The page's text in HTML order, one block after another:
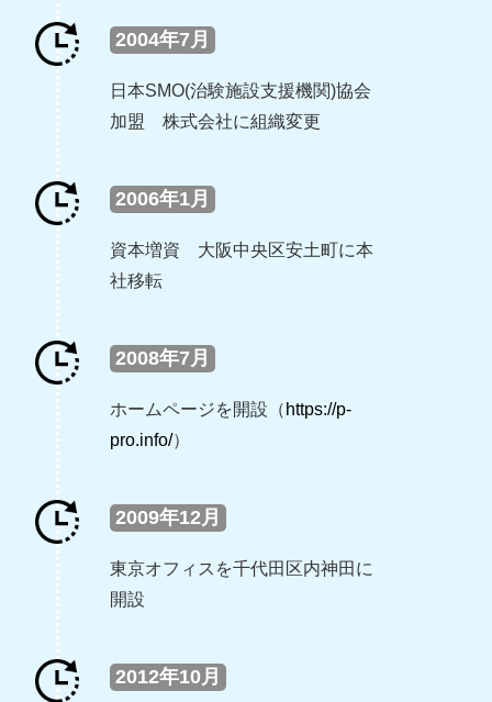
2004年7月
日本SMO(治験施設支援機関)協会
加盟 株式会社に組織変更
2006年1月
資本増資 大阪中央区安土町に本
社移転
2008年7月
ホームページを開設（ https://p-
pro.info/）
2009年12月
東京オフィスを千代田区内神田に
開設
2012年10月